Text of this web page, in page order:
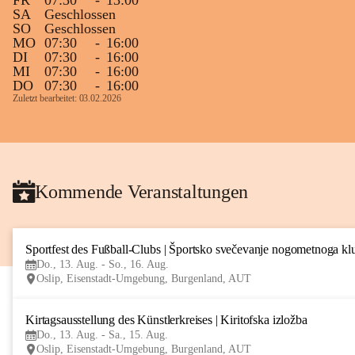
SA
Geschlossen
SO
Geschlossen
MO 07:30 - 16:00
DI
07:30 - 16:00
MI
07:30 - 16:00
DO
07:30 - 16:00
Zuletzt bearbeitet: 03.02.2026
Kommende Veranstaltungen
Sportfest des Fußball-Clubs | Športsko svečevanje nogometnoga
Do., 13. Aug. - So., 16. Aug.
Oslip, Eisenstadt-Umgebung, Burgenland, AUT
Kirtagsausstellung des Künstlerkreises | Kiritofska izložba
Do., 13. Aug. - Sa., 15. Aug.
Oslip, Eisenstadt-Umgebung, Burgenland, AUT